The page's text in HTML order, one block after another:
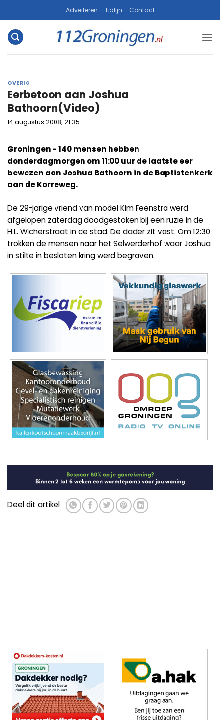
naar
inhoud
Adverteren Tiplijn Contact
OVERIG
Eerbetoon aan Joshua
Bathoorn(Video)
14 augustus 2008, 21:35
Groningen - 140 mensen hebben
donderdagmorgen om 11:00 uur de laatste eer
bewezen aan Joshua Bathoorn in de Baptistenkerk
aan de Korreweg.
De 29-jarige vriend van model Kim Feenstra werd
afgelopen zaterdag doodgestoken bij een ruzie in de
H.L. Wicherstraat in de stad. De dader zit vast. Om 12:30
trokken de mensen naar het Selwerderhof waar Joshua
in stilte in besloten kring werd begraven.
Deel dit artikel